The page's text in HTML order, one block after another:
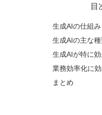
目
生成AIの仕組み
生成AIの主な
生成AIが特に
業務効率化に
まとめ